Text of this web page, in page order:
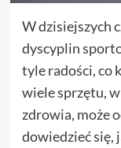
W dzisiejszych
dyscyplin
tyle radości, co
wiele sprzętu,
zdrowia, może
dowiedzieć się,